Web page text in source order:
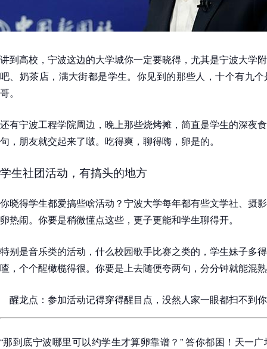
讲到高校，宁波这边的大学城你一定要晓得，尤其是宁波大学
吧、奶茶店，满大街都是学生。你见到的那些人，十个有九
哥。
还有宁波工程学院周边，晚上那些烧烤摊，简直是学生的深夜
句，朋友就交起来了啵。吃得爽，聊得嗨，卵是的。
学生社团活动，有搞头的地方
你晓得学生都爱搞些啥活动？宁波大学每年都有些文学社、摄
卵热闹。你要是稍微懂点这些，更子更能和学生聊得开。
特别是音乐类的活动，什么校园歌手比赛之类的，学生妹子多
喳，个个醒橄榄得很。你要是上去随便夸两句，分分钟就能混
醒龙点：参加活动记得穿得醒目点，没然人家一眼都扫不到
“那到底宁波哪里可以约学生才算卵靠谱？” 答你都困！天一